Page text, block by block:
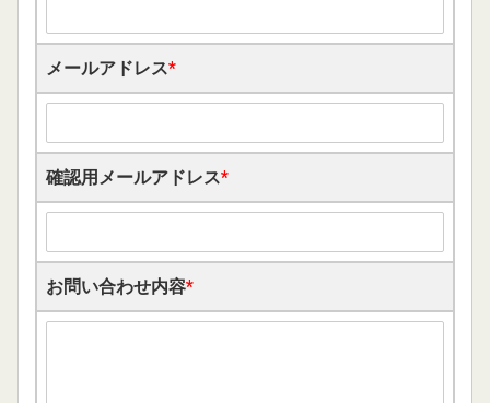
メールアドレス*
確認用メールアドレス*
お問い合わせ内容*